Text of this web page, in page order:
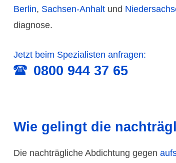
Berlin, Sachsen-Anhaltund
diagnose.
Jetzt beim Spezialisten anfragen:
0800 944 37 65
Wie gelingt die
Die nach­träg­liche Abdich­tung gegen